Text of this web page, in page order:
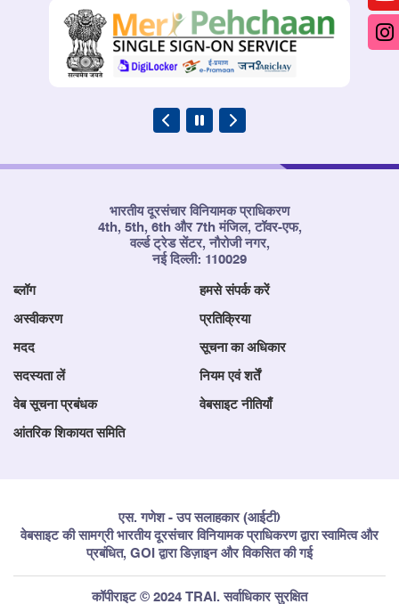
भारतीय दूरसंचार विनियामक प्राधिकरण
4th, 5th, 6th और 7th मंजिल, टॉवर-एफ,
वर्ल्ड ट्रेड सेंटर, नौरोजी नगर,
नई दिल्ली: 110029
ब्लॉग हमसे संपर्क करें
अस्वीकरण प्रतिक्रिया
मदद सूचना का अधिकार
सदस्यता लें नियम एवं शर्तें
वेब सूचना प्रबंधक वेबसाइट नीतियाँ
आंतरिक शिकायत समिति
एस. गणेश - उप सलाहकार (आईटी)
वेबसाइट की सामग्री भारतीय दूरसंचार विनियामक प्राधिकरण द्वारा स्वामित्व और
प्रबंधित, GOI द्वारा डिज़ाइन और विकसित की गई
कॉपीराइट © 2024 TRAI. सर्वाधिकार सुरक्षित